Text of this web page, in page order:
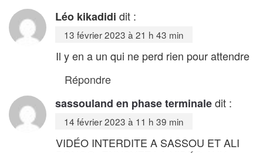
Léo kikadidi dit :
13 février 2023 à 21 h 43 min
Il y en a un qui ne perd rien pour attendre
Répondre
sassouland en phase terminaledit :
14 février 2023 à 11 h 39 min
VIDÉO INTERDITE A SASSOU ET ALI